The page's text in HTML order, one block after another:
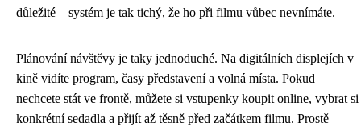
důležité – systém je tak tichý, že ho při filmu vůbec nevnímáte.
Plánování návštěvy je taky jednoduché. Na digitálních displejích v
kině vidíte program, časy představení a volná místa. Pokud
nechcete stát ve frontě, můžete si vstupenky koupit online, vybrat si
konkrétní sedadla a přijít až těsně před začátkem filmu. Prostě